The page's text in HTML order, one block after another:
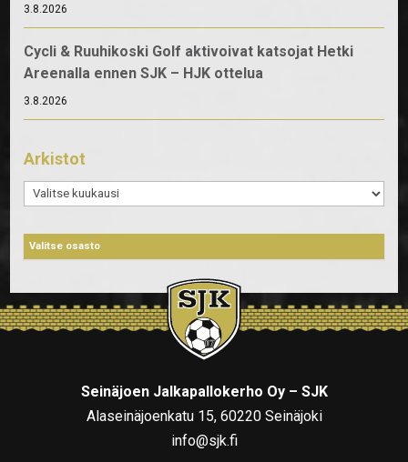
3.8.2026
Cycli & Ruuhikoski Golf aktivoivat katsojat Hetki
Areenalla ennen SJK – HJK ottelua
3.8.2026
Arkistot
Arkistot
Seinäjoen Jalkapallokerho Oy – SJK
Alaseinäjoenkatu 15, 60220 Seinäjoki
info@sjk.fi